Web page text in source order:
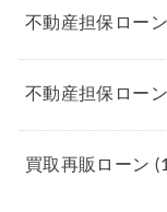
不動産担保ロー
不動産担保ロー
買取再販ローン